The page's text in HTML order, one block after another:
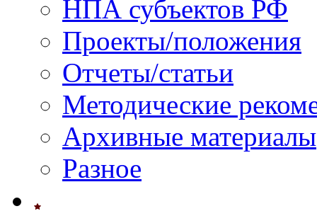
НПА субъектов РФ
Проекты/положения
Отчеты/статьи
Методические
Архивные материалы
Разное